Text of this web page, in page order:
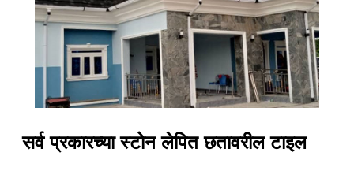
सर्व प्रकारच्या स्टोन लेपित छतावरील टाइल